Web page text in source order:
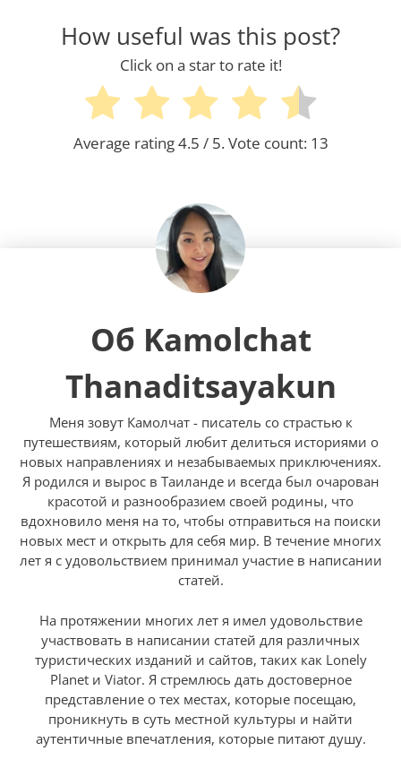
How useful was this post?
Click on a star to rate it!
Average rating4.5 / 5. Vote count: 13
Об Kamolchat
Thanaditsayakun
Меня зовут Камолчат - писатель со страстью к
путешествиям, который любит делиться историями о
новых направлениях и незабываемых приключениях.
Я родился и вырос в Таиланде и всегда был очарован
красотой и разнообразием своей родины, что
вдохновило меня на то, чтобы отправиться на поиски
новых мест и открыть для себя мир. В течение многих
лет я с удовольствием принимал участие в написании
статей.
На протяжении многих лет я имел удовольствие
участвовать в написании статей для различных
туристических изданий и сайтов, таких как Lonely
Planet и Viator. Я стремлюсь дать достоверное
представление о тех местах, которые посещаю,
проникнуть в суть местной культуры и найти
аутентичные впечатления, которые питают душу.